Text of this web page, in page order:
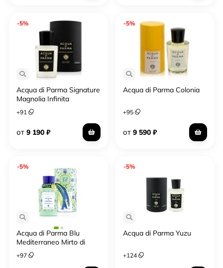
-5%
Acqua di Parma Signature
Magnolia Infinita
+91
от 9 190 ₽
-5%
Acqua di Parma Colonia
+95
от 9 590 ₽
-5%
Acqua di Parma Blu
Mediterraneo Mirto di
Panarea forte forte
+97
-5%
Acqua di Parma Yuzu
+124